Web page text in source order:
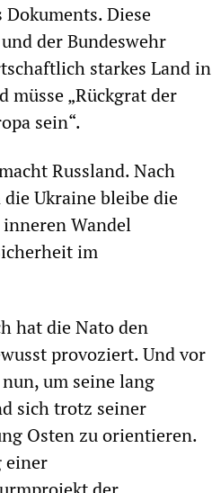
Diese
der Bundeswehr
starkes Land in
müsse „Rückgrat der
sein“.
Russland. Nach
Ukraine bleibe die
Wandel
im
hat die Nato den
provoziert. Und vor
um seine lang
sich trotz seiner
Osten zu orientieren.
einer